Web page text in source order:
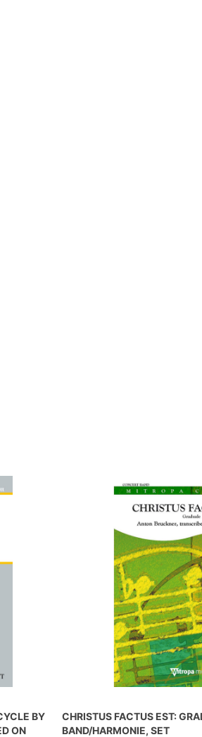
BY
ON
CHRISTUS FACTUS EST:
BAND/HARMONIE, SET